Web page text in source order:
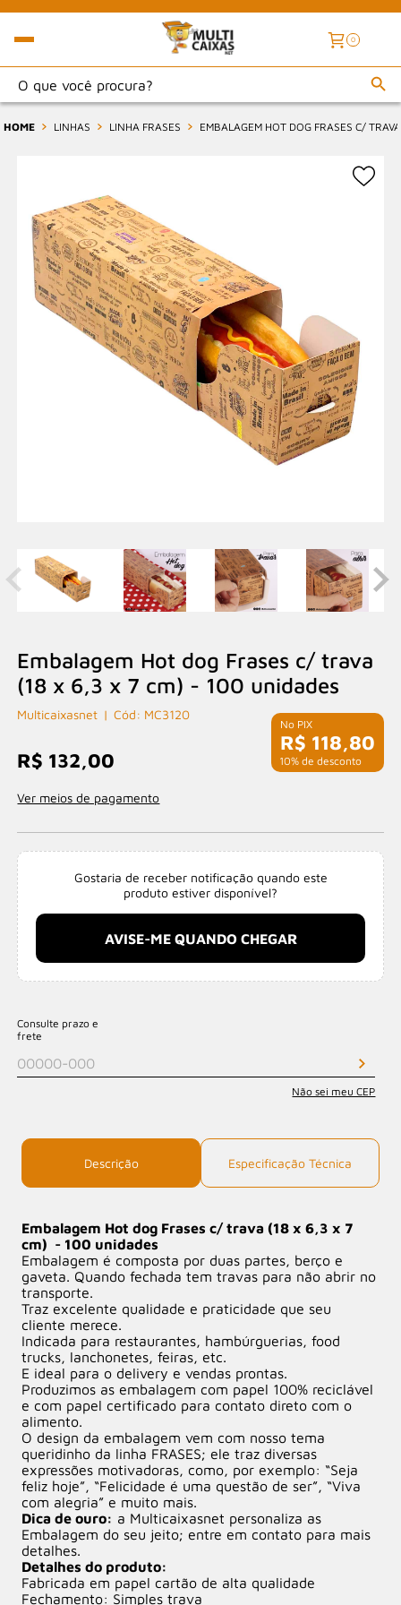
0
HOME LINHAS LINHA FRASES EMBALAGEM HOT DOG FRASES C/
Embalagem Hot dog Frases c/ trava
(18 x 6,3 x 7 cm) - 100 unidades
Multicaixasnet MC3120
R$ 118,80
com 10% de desconto
R$ 132,00
Ver meios de pagamento
Gostaria de receber notificação quando este
produto estiver disponível?
AVISE-ME QUANDO CHEGAR
Consulte prazo e
frete
Não sei meu CEP
Descrição Especificação Técnica
Embalagem Hot dog Frases c/ trava (18 x 6,3 x 7
cm) - 100 unidades
Embalagem é composta por duas partes, berço e
gaveta. Quando fechada tem travas para não abrir no
transporte.
Traz excelente qualidade e praticidade que seu
cliente merece.
Indicada para restaurantes, hambúrguerias, food
trucks, lanchonetes, feiras, etc.
E ideal para o delivery e vendas prontas.
Produzimos as embalagem com papel 100% reciclável
e com papel certificado para contato direto com o
alimento.
O design da embalagem vem com nosso tema
queridinho da linha FRASES; ele traz diversas
expressões motivadoras, como, por exemplo: “Seja
feliz hoje”, “Felicidade é uma questão de ser”, “Viva
com alegria” e muito mais.
Dica de ouro: a Multicaixasnet personaliza as
Embalagem do seu jeito; entre em contato para mais
detalhes.
Detalhes do produto:
Fabricada em papel cartão de alta qualidade
Fechamento: Simples trava